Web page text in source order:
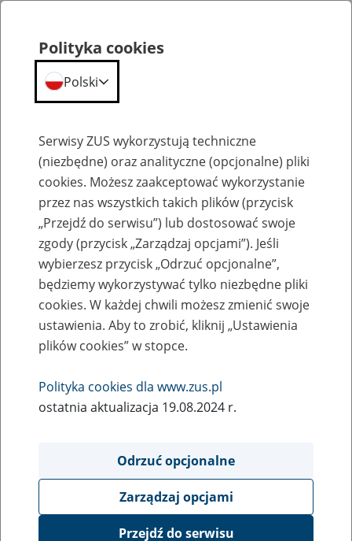
Wzory formularzy
błąd: Treść nie została znaleziona.
Polityka cookies
Polski
Serwisy ZUS wykorzystują techniczne
(niezbędne) oraz analityczne (opcjonalne) pliki
cookies. Możesz zaakceptować wykorzystanie
przez nas wszystkich takich plików (przycisk
„Przejdź do serwisu”) lub dostosować swoje
zgody (przycisk „Zarządzaj opcjami”). Jeśli
wybierzesz przycisk „Odrzuć opcjonalne”,
będziemy wykorzystywać tylko niezbędne pliki
cookies. W każdej chwili możesz zmienić swoje
ustawienia. Aby to zrobić, kliknij „Ustawienia
plików cookies” w stopce.
Polityka cookies dla www.zus.pl
ostatnia aktualizacja 19.08.2024 r.
Odrzuć opcjonalne
Zarządzaj opcjami
Przejdź do serwisu